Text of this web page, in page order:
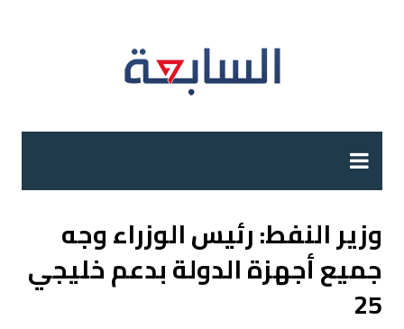
وزير النفط: رئيس الوزراء وجه
جميع أجهزة الدولة بدعم خليجي
25